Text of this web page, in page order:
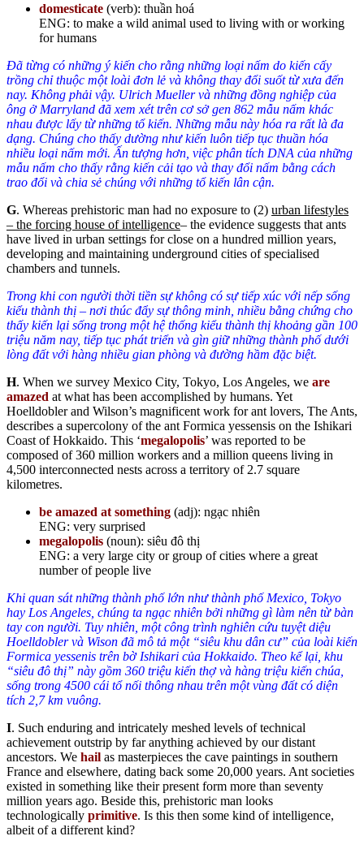
domesticate (verb): thuần hoá
ENG: to make a wild animal used to living with or working
for humans
Đã từng có những ý kiến cho rằng những loại nấm do kiến cấy
trồng chỉ thuộc một loài đơn lẻ và không thay đổi suốt từ xưa đến
nay. Không phải vậy. Ulrich Mueller và những đồng nghiệp của
ông ở Marryland đã xem xét trên cơ sở gen 862 mẫu nấm khác
nhau được lấy từ những tổ kiến. Những mẫu này hóa ra rất là đa
dạng. Chúng cho thấy dường như kiến luôn tiếp tục thuần hóa
nhiều loại nấm mới. Ấn tượng hơn, việc phân tích DNA của những
mẫu nấm cho thấy rằng kiến cải tạo và thay đổi nấm bằng cách
trao đổi và chia sẻ chúng với những tổ kiến lân cận.
G. Whereas prehistoric man had no exposure to (2) urban lifestyles
– the forcing house of intelligence– the evidence suggests that ants
have lived in urban settings for close on a hundred million years,
developing and maintaining underground cities of specialised
chambers and tunnels.
Trong khi con người thời tiền sự không có sự tiếp xúc với nếp sống
kiểu thành thị – nơi thúc đẩy sự thông minh, nhiều bằng chứng cho
thấy kiến lại sống trong một hệ thống kiểu thành thị khoảng gần 100
triệu năm nay, tiếp tục phát triển và gìn giữ những thành phố dưới
lòng đất với hàng nhiều gian phòng và đường hầm đặc biệt.
H. When we survey Mexico City, Tokyo, Los Angeles, we are
amazed at what has been accomplished by humans. Yet
Hoelldobler and Wilson’s magnificent work for ant lovers, The Ants,
describes a supercolony of the ant Formica yessensis on the Ishikari
Coast of Hokkaido. This ‘megalopolis’ was reported to be
composed of 360 million workers and a million queens living in
4,500 interconnected nests across a territory of 2.7 square
kilometres.
be amazed at something (adj): ngạc nhiên
ENG: very surprised
megalopolis (noun): siêu đô thị
ENG: a very large city or group of cities where a great
number of people live
Khi quan sát những thành phố lớn như thành phố Mexico, Tokyo
hay Los Angeles, chúng ta ngạc nhiên bởi những gì làm nên từ bàn
tay con người. Tuy nhiên, một công trình nghiên cứu tuyệt diệu
Hoelldobler và Wison đã mô tả một “siêu khu dân cư” của loài kiến
Formica yessenis trên bờ Ishikari của Hokkaido. Theo kể lại, khu
“siêu đô thị” này gồm 360 triệu kiến thợ và hàng triệu kiến chúa,
sống trong 4500 cái tổ nối thông nhau trên một vùng đất có diện
tích 2,7 km vuông.
I. Such enduring and intricately meshed levels of technical
achievement outstrip by far anything achieved by our distant
ancestors. We hail as masterpieces the cave paintings in southern
France and elsewhere, dating back some 20,000 years. Ant societies
existed in something like their present form more than seventy
million years ago. Beside this, prehistoric man looks
technologically primitive. Is this then some kind of intelligence,
albeit of a different kind?